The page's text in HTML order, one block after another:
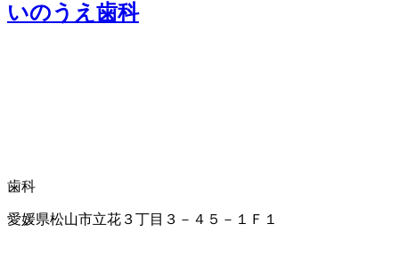
いのうえ歯科
歯科
愛媛県松山市立花３丁目３－４５－１Ｆ１